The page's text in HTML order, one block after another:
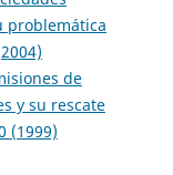
problemática
de
y su rescate
(1999)